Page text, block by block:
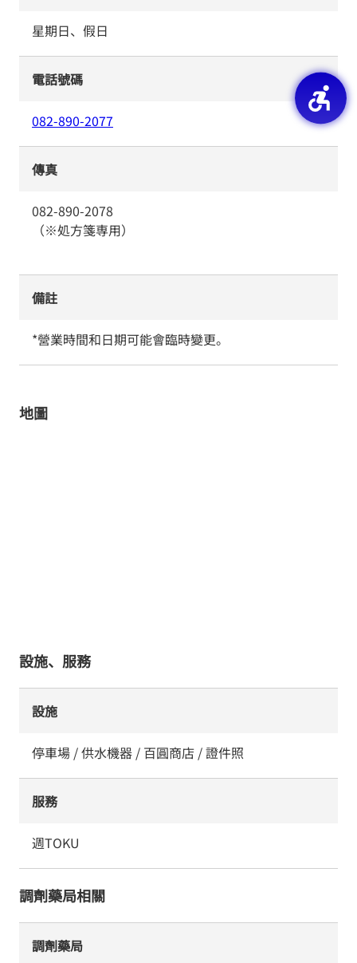
星期日、假日
電話號碼
082-890-2077
傳真
082-890-2078
（※処方箋専用）
備註
*營業時間和日期可能會臨時變更。
地圖
設施、服務
設施
停車場 / 供水機器 / 百圓商店 / 證件照
服務
週TOKU
調劑藥局相關
調劑藥局